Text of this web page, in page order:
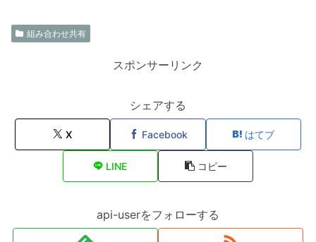
組み合わせ共有
スポンサーリンク
シェアする
X Facebook はてブ
LINE コピー
api-userをフォローする